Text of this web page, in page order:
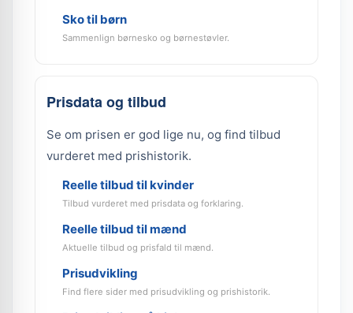
Sko til børn
Sammenlign børnesko og børnestøvler.
Prisdata og tilbud
Se om prisen er god lige nu, og find tilbud
vurderet med prishistorik.
Reelle tilbud til kvinder
Tilbud vurderet med prisdata og forklaring.
Reelle tilbud til mænd
Aktuelle tilbud og prisfald til mænd.
Prisudvikling
Find flere sider med prisudvikling og prishistorik.